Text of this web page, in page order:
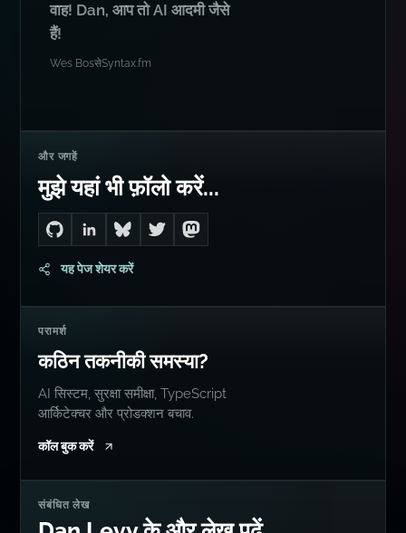
वाह! Dan, आप तो AI आदमी जैसे
हैं!
Wes BosसेSyntax.fm
और जगहें
मुझे यहां भी फ़ॉलो करें...
Go to Dan's GitHub
Connect with me on LinkedIn
Follow me on Bluesky
Follow me on Twitter
Follow me on Mastodon
यह पेज शेयर करें
परामर्श
कठिन तकनीकी समस्या?
AI सिस्टम, सुरक्षा समीक्षा, TypeScript
आर्किटेक्चर और प्रोडक्शन बचाव.
कॉल बुक करें
संबंधित लेख